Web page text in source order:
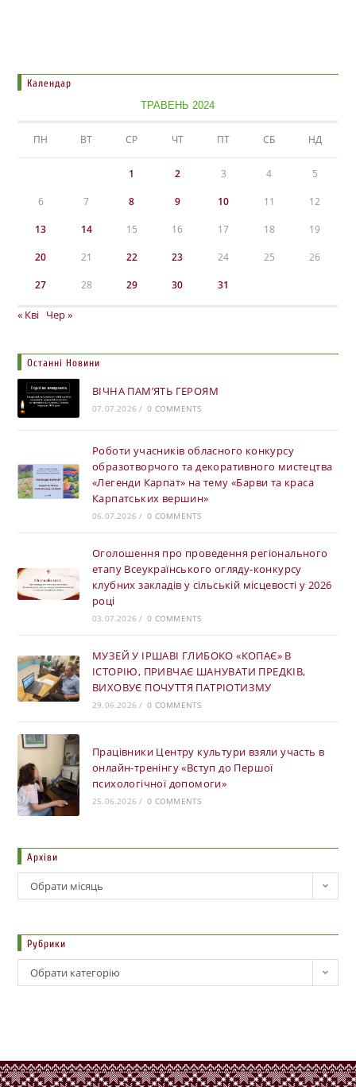
Календар
ТРАВЕНЬ 2024
ПН ВТ СР ЧТ ПТ СБ НД
1 2 3 4 5
6 7 8 9 10 11 12
13 14 15 16 17 18 19
20 21 22 23 24 25 26
27 28 29 30 31
« Кві Чер »
Останні Новини
ВІЧНА ПАМ’ЯТЬ ГЕРОЯМ
07.07.2026 / 0 COMMENTS
Роботи учасників обласного конкурсу
образотворчого та декоративного мистецтва
«Легенди Карпат» на тему «Барви та краса
Карпатських вершин»
06.07.2026 / 0 COMMENTS
Оголошення про проведення регіонального
етапу Всеукраїнського огляду-конкурсу
клубних закладів у сільській місцевості у 2026
році
03.07.2026 / 0 COMMENTS
МУЗЕЙ У ІРШАВІ ГЛИБОКО «КОПАЄ» В
ІСТОРІЮ, ПРИВЧАЄ ШАНУВАТИ ПРЕДКІВ,
ВИХОВУЄ ПОЧУТТЯ ПАТРІОТИЗМУ
29.06.2026 / 0 COMMENTS
Працівники Центру культури взяли участь в
онлайн-тренінгу «Вступ до Першої
психологічної допомоги»
25.06.2026 / 0 COMMENTS
Архіви
Обрати місяць
Рубрики
Обрати категорію